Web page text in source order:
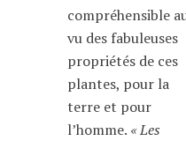
compréhensible
vu des fabuleuses
propriétés de ces
plantes, pour la
terre et pour
l’homme. « Les